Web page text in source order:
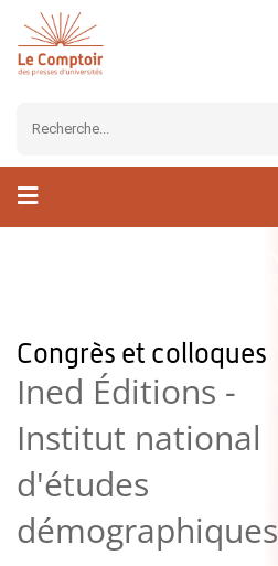
Congrès et colloques
Ined Éditions -
Institut national
d'études
démographiques